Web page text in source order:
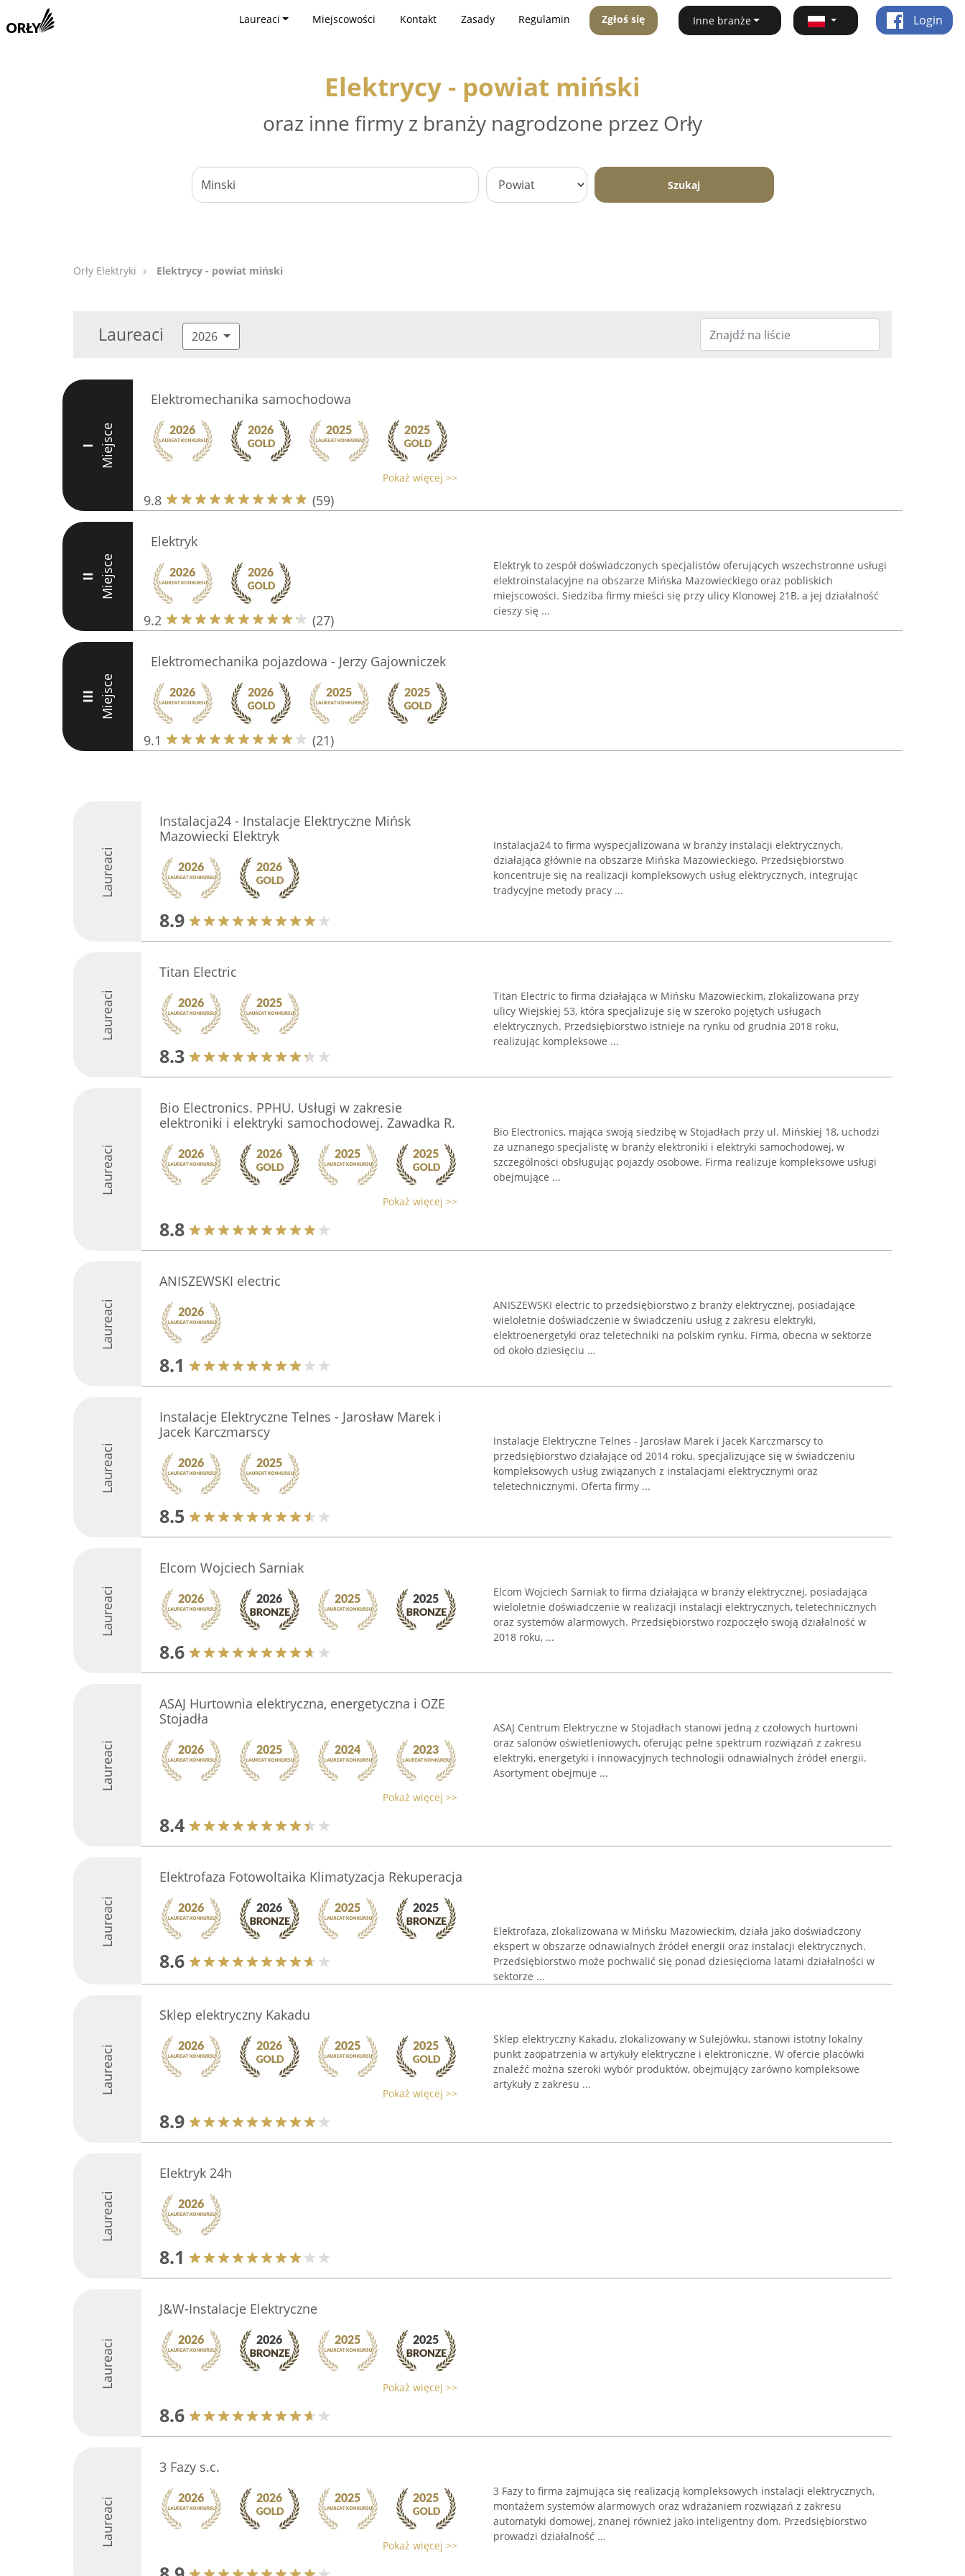
Laureaci Miejscowości Kontakt Zasady Regulamin Zgłoś się Inne branże Login
Elektrycy - powiat miński
oraz inne firmy z branży nagrodzone przez Orły
Szukaj
Orły Elektryki Elektrycy - powiat miński
Laureaci 2026
I Miejsce
Elektromechanika samochodowa
Pokaż więcej >>
9.8 (59)
II Miejsce
Elektryk
9.2 (27)
Elektryk to zespół doświadczonych specjalistów oferujących wszechstronne usługi
elektroinstalacyjne na obszarze Mińska Mazowieckiego oraz pobliskich
miejscowości. Siedziba firmy mieści się przy ulicy Klonowej 21B, a jej działalność
cieszy się ...
III Miejsce
Elektromechanika pojazdowa - Jerzy Gajowniczek
9.1 (21)
Laureaci
Instalacja24 - Instalacje Elektryczne Mińsk
Mazowiecki Elektryk
8.9
Instalacja24 to firma wyspecjalizowana w branży instalacji elektrycznych,
działająca głównie na obszarze Mińska Mazowieckiego. Przedsiębiorstwo
koncentruje się na realizacji kompleksowych usług elektrycznych, integrując
tradycyjne metody pracy ...
Laureaci
Titan Electric
8.3
Titan Electric to firma działająca w Mińsku Mazowieckim, zlokalizowana przy
ulicy Wiejskiej 53, która specjalizuje się w szeroko pojętych usługach
elektrycznych. Przedsiębiorstwo istnieje na rynku od grudnia 2018 roku,
realizując kompleksowe ...
Laureaci
Bio Electronics. PPHU. Usługi w zakresie
elektroniki i elektryki samochodowej. Zawadka R.
Pokaż więcej >>
8.8
Bio Electronics, mająca swoją siedzibę w Stojadłach przy ul. Mińskiej 18, uchodzi
za uznanego specjalistę w branży elektroniki i elektryki samochodowej, w
szczególności obsługując pojazdy osobowe. Firma realizuje kompleksowe usługi
obejmujące ...
Laureaci
ANISZEWSKI electric
8.1
ANISZEWSKI electric to przedsiębiorstwo z branży elektrycznej, posiadające
wieloletnie doświadczenie w świadczeniu usług z zakresu elektryki,
elektroenergetyki oraz teletechniki na polskim rynku. Firma, obecna w sektorze
od około dziesięciu ...
Laureaci
Instalacje Elektryczne Telnes - Jarosław Marek i
Jacek Karczmarscy
8.5
Instalacje Elektryczne Telnes - Jarosław Marek i Jacek Karczmarscy to
przedsiębiorstwo działające od 2014 roku, specjalizujące się w świadczeniu
kompleksowych usług związanych z instalacjami elektrycznymi oraz
teletechnicznymi. Oferta firmy ...
Laureaci
Elcom Wojciech Sarniak
8.6
Elcom Wojciech Sarniak to firma działająca w branży elektrycznej, posiadająca
wieloletnie doświadczenie w realizacji instalacji elektrycznych, teletechnicznych
oraz systemów alarmowych. Przedsiębiorstwo rozpoczęło swoją działalność w
2018 roku, ...
Laureaci
ASAJ Hurtownia elektryczna, energetyczna i OZE
Stojadła
Pokaż więcej >>
8.4
ASAJ Centrum Elektryczne w Stojadłach stanowi jedną z czołowych hurtowni
oraz salonów oświetleniowych, oferując pełne spektrum rozwiązań z zakresu
elektryki, energetyki i innowacyjnych technologii odnawialnych źródeł energii.
Asortyment obejmuje ...
Laureaci
Elektrofaza Fotowoltaika Klimatyzacja Rekuperacja
8.6
Elektrofaza, zlokalizowana w Mińsku Mazowieckim, działa jako doświadczony
ekspert w obszarze odnawialnych źródeł energii oraz instalacji elektrycznych.
Przedsiębiorstwo może pochwalić się ponad dziesięcioma latami działalności w
sektorze ...
Laureaci
Sklep elektryczny Kakadu
Pokaż więcej >>
8.9
Sklep elektryczny Kakadu, zlokalizowany w Sulejówku, stanowi istotny lokalny
punkt zaopatrzenia w artykuły elektryczne i elektroniczne. W ofercie placówki
znaleźć można szeroki wybór produktów, obejmujący zarówno kompleksowe
artykuły z zakresu ...
Laureaci
Elektryk 24h
8.1
Laureaci
J&W-Instalacje Elektryczne
Pokaż więcej >>
8.6
Laureaci
3 Fazy s.c.
Pokaż więcej >>
3 Fazy to firma zajmująca się realizacją kompleksowych instalacji elektrycznych,
montażem systemów alarmowych oraz wdrażaniem rozwiązań z zakresu
automatyki domowej, znanej również jako inteligentny dom. Przedsiębiorstwo
prowadzi działalność ...